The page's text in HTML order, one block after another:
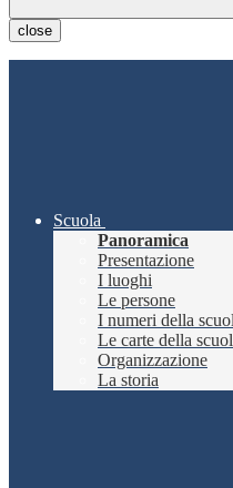
close
Scuola
Panoramica
Presentazione
I luoghi
Le persone
I numeri della
Le carte della
Organizzazione
La storia